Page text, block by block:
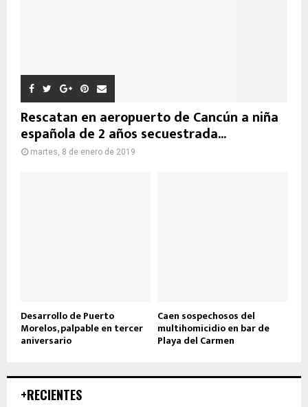
Rescatan en aeropuerto de Cancún a niña
española de 2 años secuestrada...
martes, 8 de enero de 2019
Desarrollo de Puerto
Morelos, palpable en tercer
aniversario
Caen sospechosos del
multihomicidio en bar de
Playa del Carmen
+RECIENTES